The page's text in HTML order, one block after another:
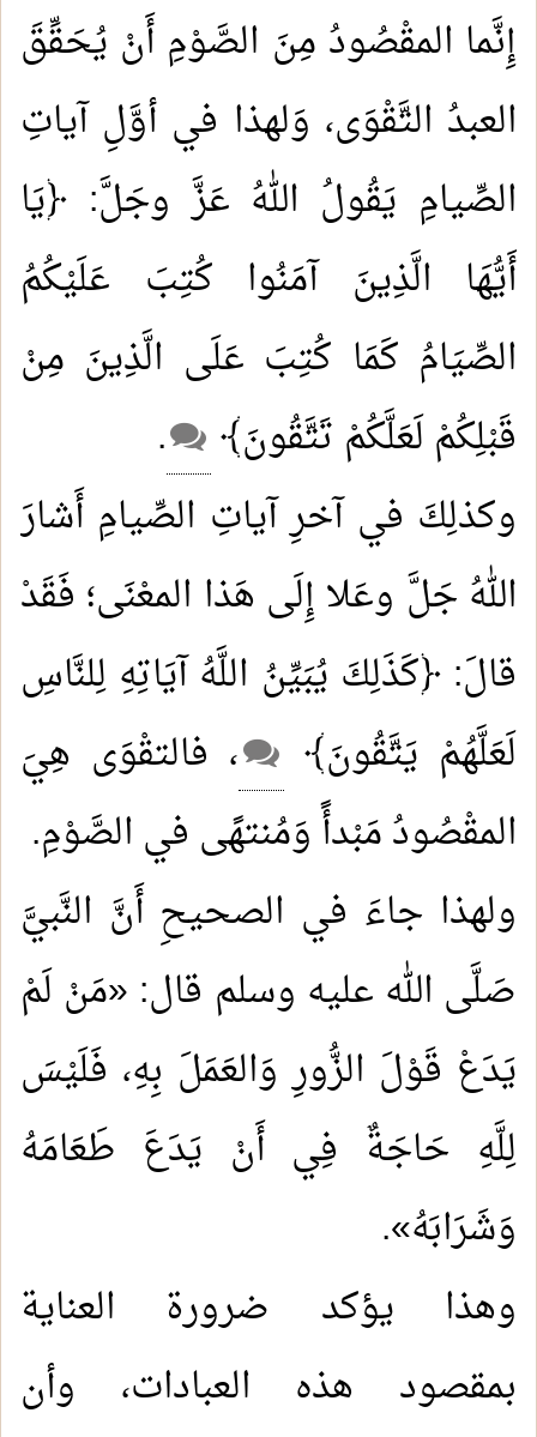
إِنَّما المقْصُودُ مِنَ الصَّوْمِ أَنْ يُحَقِّقَ
العبدُ التَّقْوَى، وَلهذا في أوَّلِ آياتِ
الصِّيامِ يَقُولُ اللهُ عَزَّ وجَلَّ: ﴿يَا
أَيُّهَا الَّذِينَ آمَنُوا كُتِبَ عَلَيْكُمُ
الصِّيَامُ كَمَا كُتِبَ عَلَى الَّذِينَ مِنْ
قَبْلِكُمْ لَعَلَّكُمْ تَتَّقُونَ﴾
.
وكذلِكَ في آخرِ آياتِ الصِّيامِ أَشارَ
اللهُ جَلَّ وعَلا إِلَى هَذا المعْنَى؛ فَقَدْ
قالَ: ﴿كَذَلِكَ يُبَيِّنُ اللَّهُ آيَاتِهِ لِلنَّاسِ
لَعَلَّهُمْ يَتَّقُونَ﴾
، فالتقْوَى هِيَ
المقْصُودُ مَبْدأً وَمُنتهًى في الصَّوْمِ.
ولهذا جاءَ في الصحيحِ أَنَّ النَّبيَّ
صَلَّى الله عليه وسلم قال: «مَنْ لَمْ
يَدَعْ قَوْلَ الزُّورِ وَالعَمَلَ بِهِ، فَلَيْسَ
لِلَّهِ حَاجَةٌ فِي أَنْ يَدَعَ طَعَامَهُ
وَشَرَابَهُ».
وهذا يؤكد ضرورة العناية
بمقصود هذه العبادات، وأن